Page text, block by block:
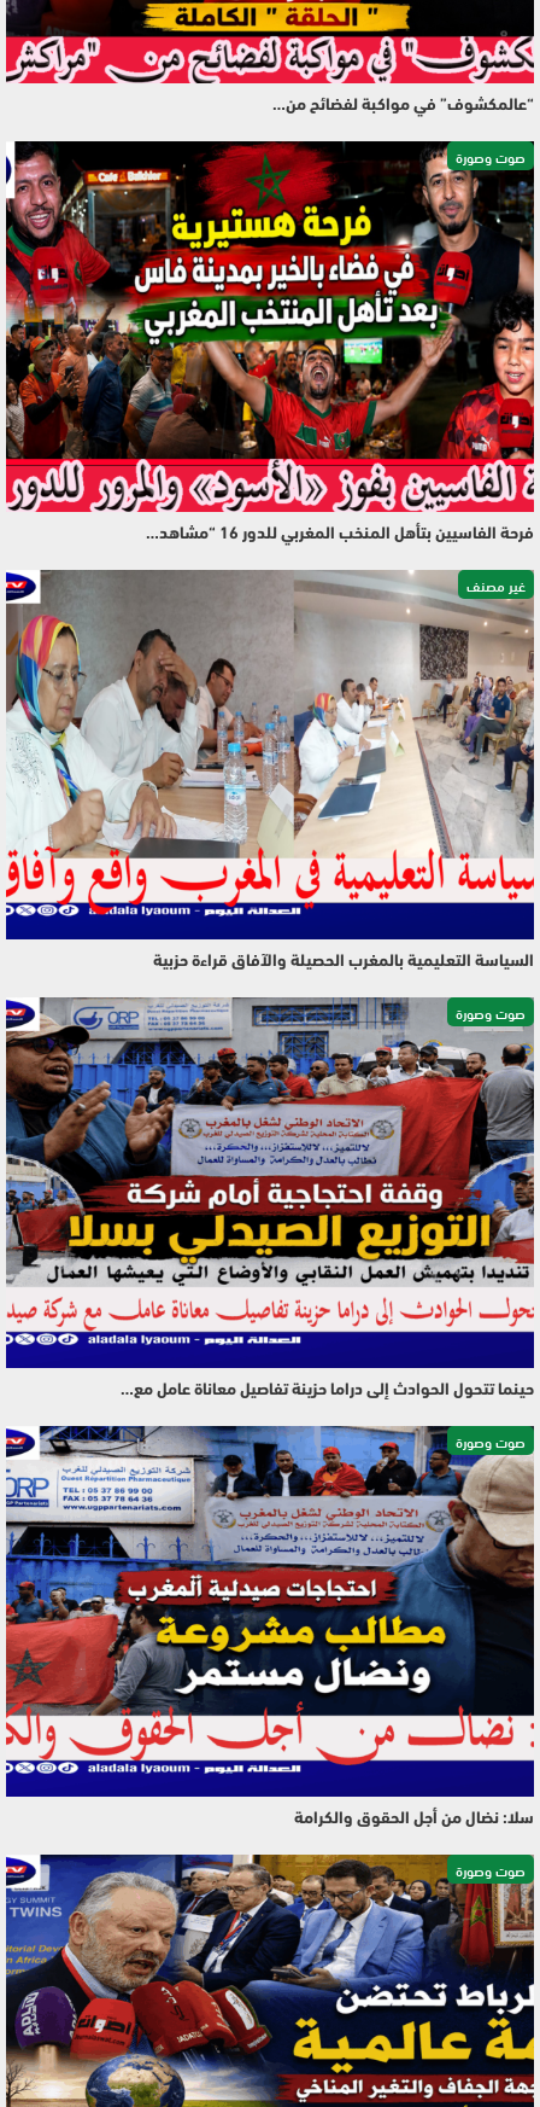
“عالمكشوف” في مواكبة لفضائح من…
صوت وصورة
فرحة الفاسيين بتأهل المنخب المغربي للدور 16 “مشاهد…
غير مصنف
السياسة التعليمية بالمغرب الحصيلة والآفاق قراءة حزبية
صوت وصورة
حينما تتحول الحوادث إلى دراما حزينة تفاصيل معاناة عامل مع…
صوت وصورة
سلا: نضال من أجل الحقوق والكرامة
صوت وصورة